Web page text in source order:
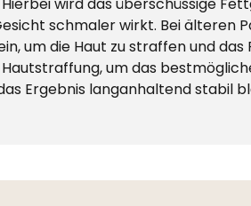
schmaler wirkt. Bei
um die Haut zu straffen und
um das
Ergebnis langanhaltend stabil